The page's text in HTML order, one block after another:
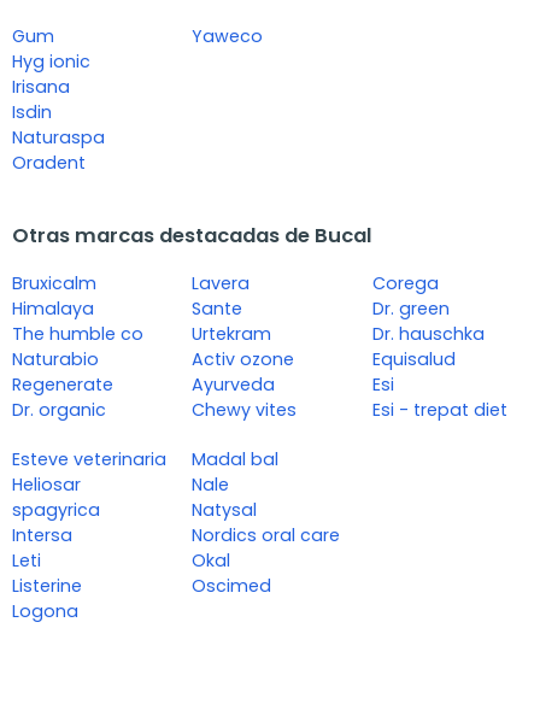
Gum
Hyg ionic
Irisana
Isdin
Naturaspa
Oradent
Yaweco
Otras marcas destacadas de Bucal
Bruxicalm
Himalaya
The humble co
Naturabio
Regenerate
Dr. organic
Lavera
Sante
Urtekram
Activ ozone
Ayurveda
Chewy vites
Corega
Dr. green
Dr. hauschka
Equisalud
Esi
Esi - trepat diet
Esteve veterinaria
Heliosar
spagyrica
Intersa
Leti
Listerine
Logona
Madal bal
Nale
Natysal
Nordics oral care
Okal
Oscimed